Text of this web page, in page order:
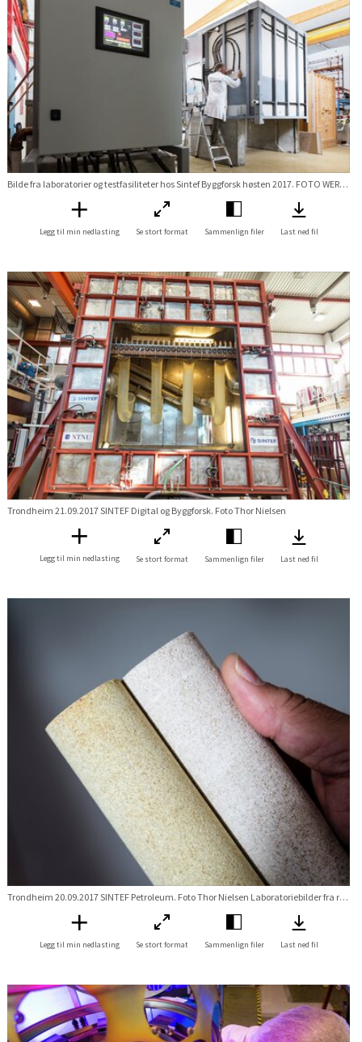
Bilde fra laboratorier og testfasiliteter hos Sintef Byggforsk høsten 2017. FOTO WERNER JUVIK Stikkord Lab labratorie Våtrom Bad badrom badromsmodul modul vvs test prøving Forskningsveien 3B
Legg til min nedlasting Se stort format Sammenlign filer Last ned fil
Trondheim 21.09.2017 SINTEF Digital og Byggforsk. Foto Thor Nielsen
Legg til min nedlasting Se stort format Sammenlign filer Last ned fil
Trondheim 20.09.2017 SINTEF Petroleum. Foto Thor Nielsen Laboratoriebilder fra reservoarlaboratoriet og software seismikk og bassengmodellering
Legg til min nedlasting Se stort format Sammenlign filer Last ned fil